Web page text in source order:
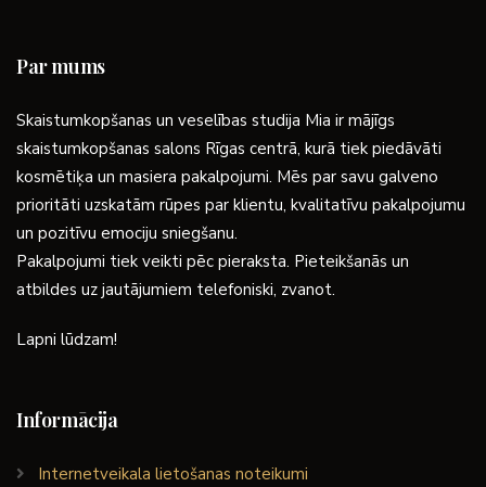
Par mums
Skaistumkopšanas un veselības studija Mia ir mājīgs
skaistumkopšanas salons Rīgas centrā, kurā tiek piedāvāti
kosmētiķa un masiera pakalpojumi. Mēs par savu galveno
prioritāti uzskatām rūpes par klientu, kvalitatīvu pakalpojumu
un pozitīvu emociju sniegšanu.
Pakalpojumi tiek veikti pēc pieraksta. Pieteikšanās un
atbildes uz jautājumiem telefoniski, zvanot.
Lapni lūdzam!
Informācija
Internetveikala lietošanas noteikumi